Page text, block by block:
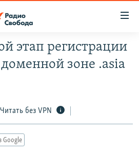
этап регистрации
зоне .asia
Читать без VPN
Google